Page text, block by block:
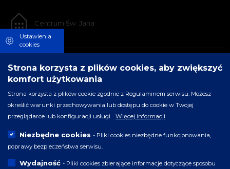
Centrum Św. Jana
Ustawienia
cookies
Strona korzysta z plików cookies, aby zwiększyć
komfort użytkowania
Strona korzysta z plików cookie zgodnie z Regulaminem serwisu. Możesz
określić warunki przechowywania lub dostępu do cookie w Twojej
przeglądarce lub konfiguracji usługi.
Więcej informacji
Niezbędne cookies - Pliki cookies niezbędne funkcjonowania,
poprawy bezpieczeństwa serwisu.
Wydajność - Pliki cookies zbierające informacje dotyczące sposobu